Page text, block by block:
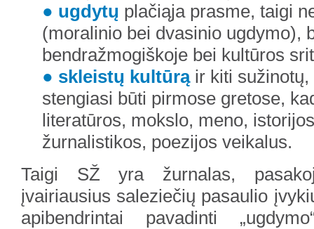
● ugdytų plačiąja prasme, taigi
(moralinio bei dvasinio ugdymo),
bendražmogiškoje bei kultūros
● skleistų kultūrąir kiti sužinotų,
stengiasi būti pirmose gretose,
literatūros, mokslo, meno,
žurnalistikos, poezijos veikalus.
Taigi SŽ yra žurnalas,
įvairiausius saleziečių pasaulio
apibendrintai pavadinti